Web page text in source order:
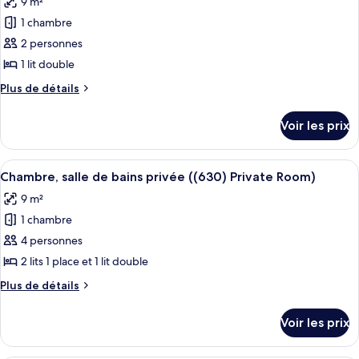
bains
commune
(813)
Appartement,
salle
de
bains
commune
les
photos
pour
ce
type
de
Chambre,
salle
de
bains
commune
(528)
1 chambre
2 personnes
1 lit double
Plus de détails
Plus
le
type
de
Chambre,
salle
de
bains
commune
Voir les prix
Afficher
toutes
les
photos
pour
ce
type
de
Chambre,
salle
Une petite pièce comprenant un lit,
7
Chambre, salle de bains privée ((630) Private Room)
9 m²
1 chambre
4 personnes
2 lits 1 place et 1 lit double
Plus de détails
Plus
le
Voir les prix